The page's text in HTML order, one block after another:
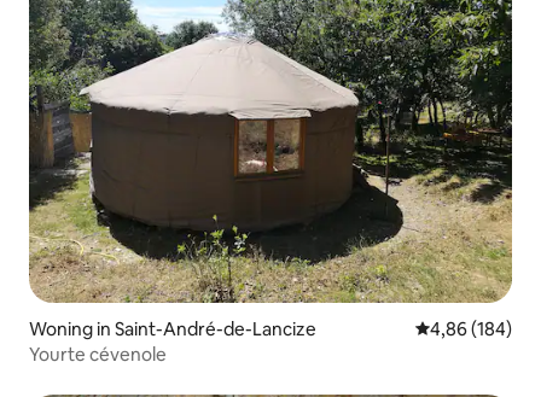
Woning in Saint-André-de-Lancize Gemiddelde
4,86 (184)
Yourte cévenole